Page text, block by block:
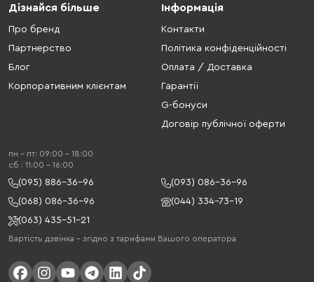
Дізнайся більше
Про бренд
Партнерство
Блог
Корпоративним клієнтам
Інформація
Контакти
Політика конфіденційності
Оплата / Доставка
Гарантії
G-бонуси
Договір публічної оферти
пн - пт: 09:00 - 18:00
cб : 11:00 - 16:00
(095) 886-36-96
(093) 086-36-96
(068) 086-36-96
(044) 334-73-19
(063) 435-51-21
Вартість дзвінка – згідно з тарифами Вашого оператора